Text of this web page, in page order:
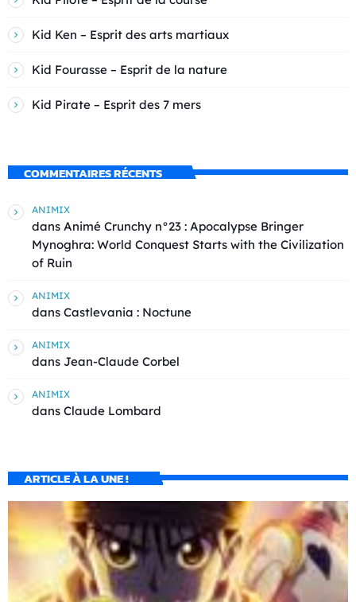
Kid Ken – Esprit des arts martiaux
Kid Fourasse – Esprit de la nature
Kid Pirate – Esprit des 7 mers
COMMENTAIRES RÉCENTS
ANIMIX
dans Animé Crunchy n°23 : Apocalypse Bringer
Mynoghra: World Conquest Starts with the Civilization
of Ruin
ANIMIX
dans Castlevania : Noctune
ANIMIX
dans Jean-Claude Corbel
ANIMIX
dans Claude Lombard
ARTICLE À LA UNE !